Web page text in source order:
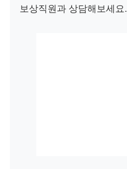
보상직원과 상담해보세요.